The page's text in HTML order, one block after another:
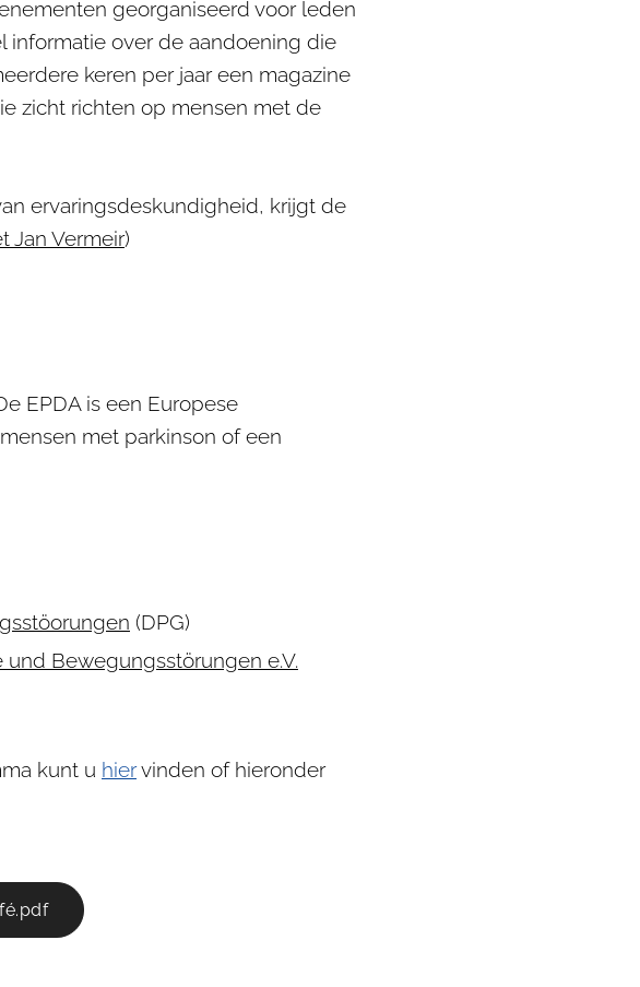
georganiseerd voor leden
informatie over de aandoening die
keren per jaar een magazine
zicht richten op mensen met de
ervaringsdeskundigheid, krijgt de
Jan Vermeir)
EPDA is een Europese
met parkinson of een
(DPG)
Bewegungsstörungen e.V.
kunt u hiervinden of hieronder